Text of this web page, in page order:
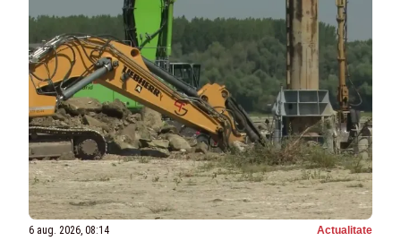
6 aug. 2026, 08:14 Actualitate